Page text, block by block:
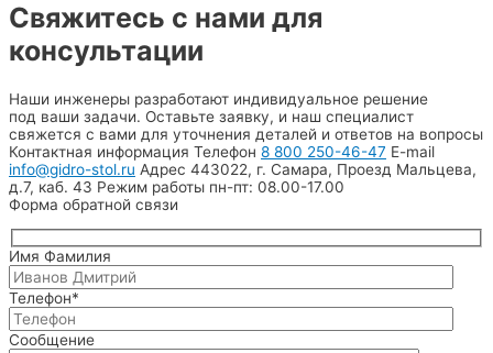
Свяжитесь с нами для
консультации
Наши инженеры разработают индивидуальное решение
под ваши задачи. Оставьте заявку, и наш специалист
свяжется с вами для уточнения деталей и ответов на вопросы
Контактная информация Телефон 8 800 250-46-47 E-mail
info@gidro-stol.ru Адрес 443022, г. Самара, Проезд Мальцева,
д.7, каб. 43 Режим работы пн-пт: 08.00-17.00
Форма обратной связи
Имя Фамилия
Телефон*
Сообщение